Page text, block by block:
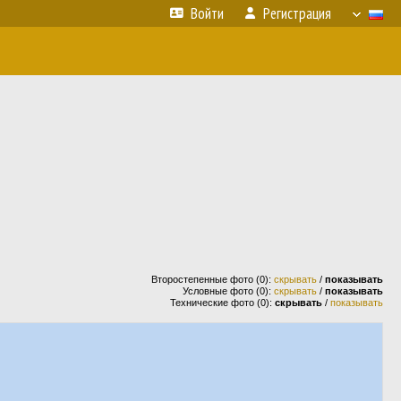
Войти Регистрация
Второстепенные фото (0): скрывать / показывать
Условные фото (0): скрывать / показывать
Технические фото (0): скрывать / показывать